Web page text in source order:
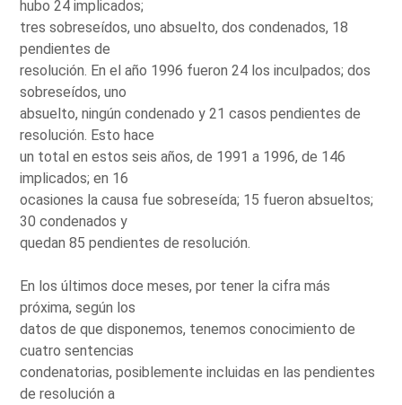
hubo 24 implicados;
tres sobreseídos, uno absuelto, dos condenados, 18
pendientes de
resolución. En el año 1996 fueron 24 los inculpados; dos
sobreseídos, uno
absuelto, ningún condenado y 21 casos pendientes de
resolución. Esto hace
un total en estos seis años, de 1991 a 1996, de 146
implicados; en 16
ocasiones la causa fue sobreseída; 15 fueron absueltos;
30 condenados y
quedan 85 pendientes de resolución.
En los últimos doce meses, por tener la cifra más
próxima, según los
datos de que disponemos, tenemos conocimiento de
cuatro sentencias
condenatorias, posiblemente incluidas en las pendientes
de resolución a